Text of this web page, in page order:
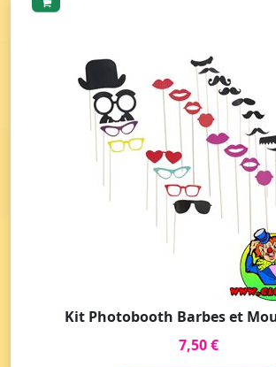
Kit Photobooth Barbes et
7,50 €